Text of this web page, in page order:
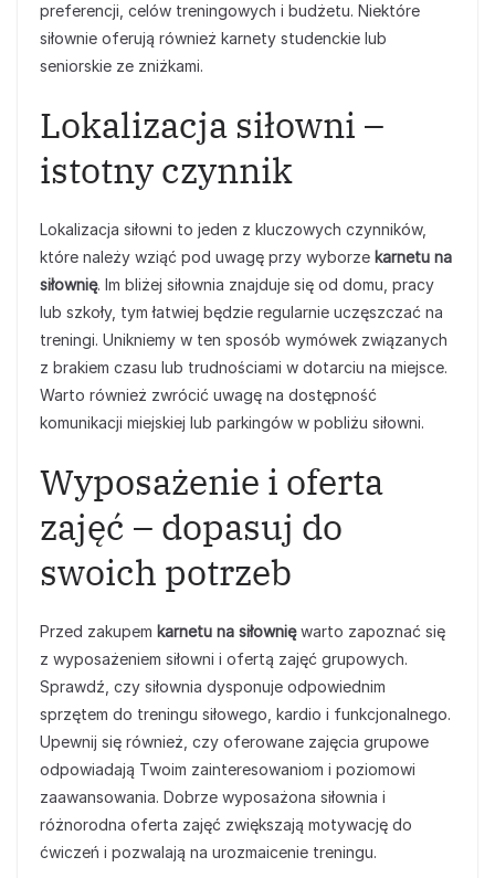
preferencji, celów treningowych i budżetu. Niektóre
siłownie oferują również karnety studenckie lub
seniorskie ze zniżkami.
Lokalizacja siłowni –
istotny czynnik
Lokalizacja siłowni to jeden z kluczowych czynników,
które należy wziąć pod uwagę przy wyborze karnetu na
siłownię. Im bliżej siłownia znajduje się od domu, pracy
lub szkoły, tym łatwiej będzie regularnie uczęszczać na
treningi. Unikniemy w ten sposób wymówek związanych
z brakiem czasu lub trudnościami w dotarciu na miejsce.
Warto również zwrócić uwagę na dostępność
komunikacji miejskiej lub parkingów w pobliżu siłowni.
Wyposażenie i oferta
zajęć – dopasuj do
swoich potrzeb
Przed zakupem karnetu na siłownięwarto zapoznać się
z wyposażeniem siłowni i ofertą zajęć grupowych.
Sprawdź, czy siłownia dysponuje odpowiednim
sprzętem do treningu siłowego, kardio i funkcjonalnego.
Upewnij się również, czy oferowane zajęcia grupowe
odpowiadają Twoim zainteresowaniom i poziomowi
zaawansowania. Dobrze wyposażona siłownia i
różnorodna oferta zajęć zwiększają motywację do
ćwiczeń i pozwalają na urozmaicenie treningu.